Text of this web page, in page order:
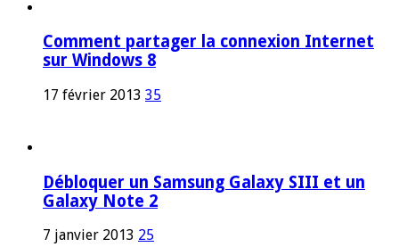
Comment partager la connexion Internet
sur Windows 8
17 février 2013 35
Débloquer un Samsung Galaxy SIII et un
Galaxy Note 2
7 janvier 2013 25